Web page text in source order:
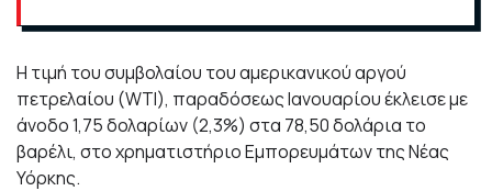
Η τιμή του συμβολαίου του αμερικανικού αργού
πετρελαίου (WTI), παραδόσεως Ιανουαρίου έκλεισε με
άνοδο 1,75 δολαρίων (2,3%) στα 78,50 δολάρια το
βαρέλι, στο χρηματιστήριο Εμπορευμάτων της Νέας
Υόρκης.